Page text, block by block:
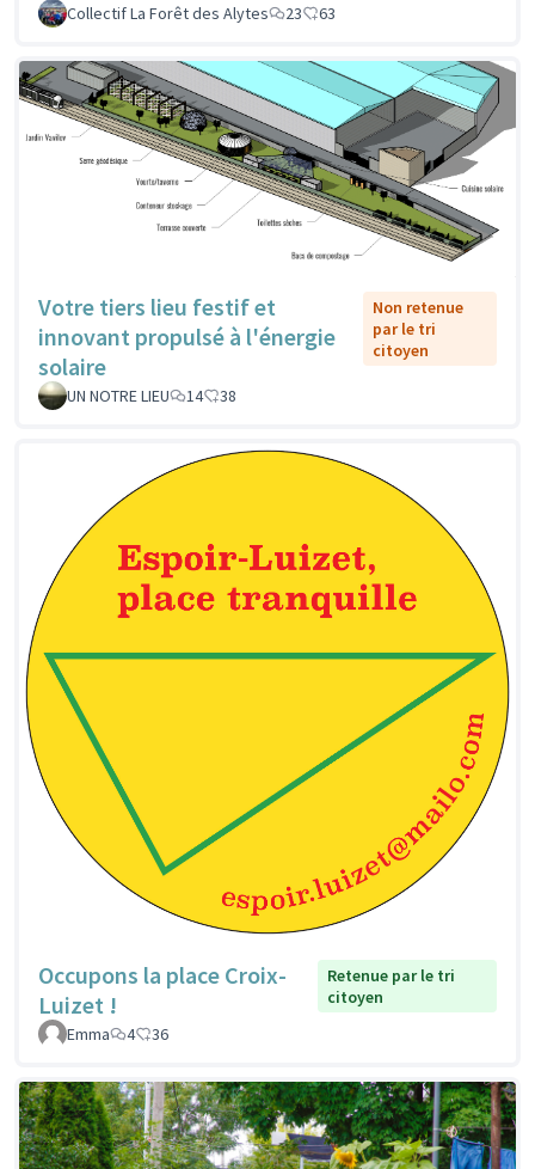
Collectif La Forêt des Alytes
23 63
Votre tiers lieu festif et
innovant propulsé à l'énergie
solaire
Non retenue
par le tri
citoyen
UN NOTRE LIEU 14 38
Occupons la place Croix-
Luizet !
Retenue par le tri
citoyen
Emma
4 36